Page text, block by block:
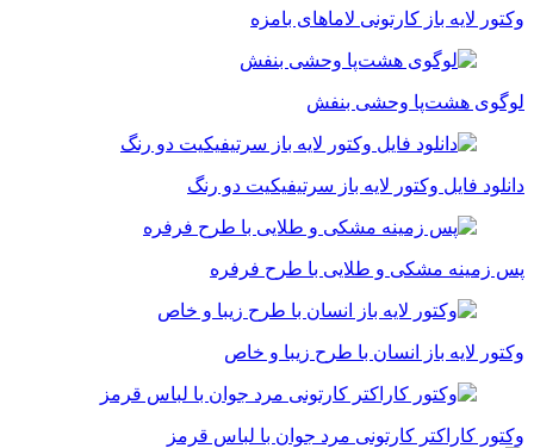
لایه باز کارتونی لاماهای بامزه
هشت‌پا وحشی بنفش
فایل وکتور لایه باز سرتیفیکیت دو رنگ
زمینه مشکی و طلایی با طرح فرفره
لایه باز انسان با طرح زیبا و خاص
کاراکتر کارتونی مرد جوان با لباس قرمز